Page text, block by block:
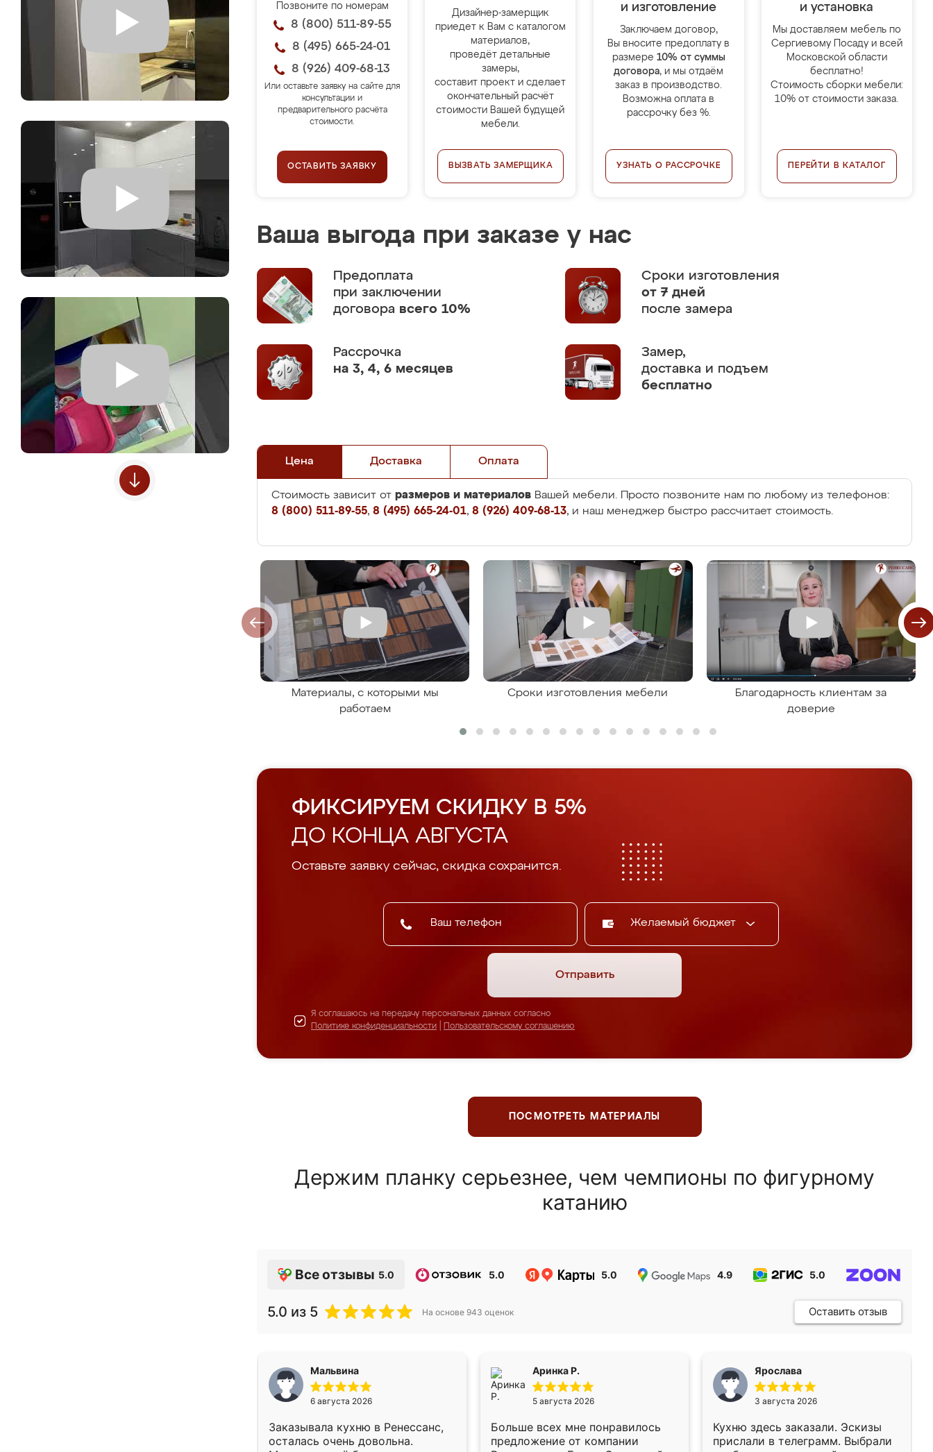
Позвоните по номерам
8 (800) 511-89-55
8 (495) 665-24-01
8 (926) 409-68-13
Или оставьте заявку на сайте для
консультации и
предварительного расчёта
стоимости.
ОСТАВИТЬ ЗАЯВКУ
Дизайнер-замерщик
приедет к Вам с каталогом
материалов,
проведёт детальные
замеры,
составит проект и сделает
окончательный расчёт
стоимости Вашей будущей
мебели.
ВЫЗВАТЬ ЗАМЕРЩИКА
и изготовление
Заключаем договор,
Вы вносите предоплату в
размере 10% от суммы
договора, и мы отдаём
заказ в производство.
Возможна оплата в
рассрочку без %.
УЗНАТЬ О РАССРОЧКЕ
и установка
Мы доставляем мебель по
Сергиевому Посаду и всей
Московской области
бесплатно!
Стоимость сборки мебели:
10% от стоимости заказа.
ПЕРЕЙТИ В КАТАЛОГ
Ваша выгода при заказе у нас
Предоплата
при заключении
договора всего 10%
Сроки изготовления
от 7 дней
после замера
Рассрочка
на 3, 4, 6 месяцев
Замер,
доставка и подъем
бесплатно
Цена Доставка Оплата
Стоимость зависит от размеров и материалов Вашей мебели. Просто позвоните нам по любому из телефонов:
8 (800) 511-89-55, 8 (495) 665-24-01, 8 (926) 409-68-13, и наш менеджер быстро рассчитает стоимость.
Материалы, с которыми мы
работаем
Сроки изготовления мебели
Благодарность клиентам за
доверие
ФИКСИРУЕМ СКИДКУ В 5%
ДО КОНЦА АВГУСТА
Оставьте заявку сейчас, скидка сохранится.
Желаемый бюджет
Отправить
Я соглашаюсь на передачу персональных данных согласно
Политике конфиденциальности
Пользовательскому соглашению
ПОСМОТРЕТЬ МАТЕРИАЛЫ
Держим планку серьезнее, чем чемпионы по фигурному
катанию
Все отзывы 5.0 5.0 5.0 4.9 5.0
5.0 из 5 На основе 943 оценок Оставить отзыв
Мальвина
6 августа 2026
Заказывала кухню в Ренессанс,
осталась очень довольна.
Аринка Р.
5 августа 2026
Больше всех мне понравилось
предложение от компании
Ярослава
3 августа 2026
Кухню здесь заказали. Эскизы
прислали в телеграмм. Выбрали